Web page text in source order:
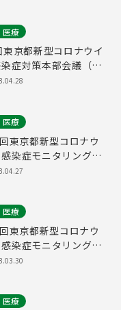
医療
京都新型コロナウイ
症対策本部会議（令
28日 17時00分～）
医療
東京都新型コロナウ
染症モニタリング会
5年4月28日11時00分
医療
東京都新型コロナウ
染症モニタリング会
5年3月30日13時00分
医療